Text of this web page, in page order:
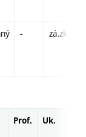
- zá,zk
Prof. Uk.